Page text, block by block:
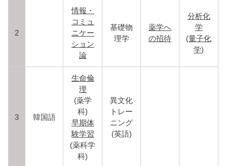
2
情報・
コミュ
ニケー
ション
論
基礎物
理学
薬学へ
の招待
分析化
学
(量子化
学)
3 韓国語
生命倫
理
(薬学
科)
早期体
験学習
(薬科学
科)
異文化
トレー
ニング
(英語)